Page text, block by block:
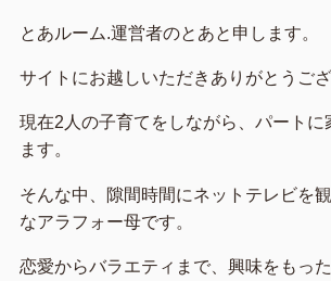
とあルーム.運営者のとあと申します。
サイトにお越しいただきありがとうござ
現在2人の子育てをしながら、パートに
ます。
そんな中、隙間時間にネットテレビを
なアラフォー母です。
恋愛からバラエティまで、興味をもっ